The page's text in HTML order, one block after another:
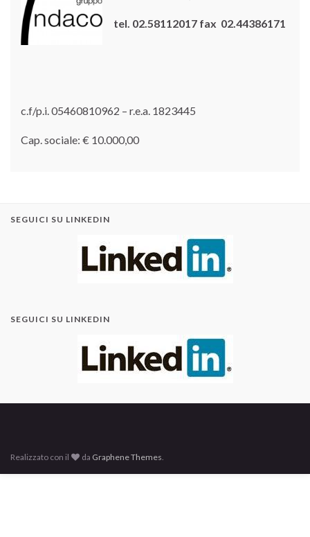
tel. 02.58112017 fax 02.44386171
c.f/p.i. 05460810962 – r.e.a. 1823445
Cap. sociale: € 10.000,00
SEGUICI SU LINKEDIN
SEGUICI SU LINKEDIN
Realizzato con il da Graphene Themes